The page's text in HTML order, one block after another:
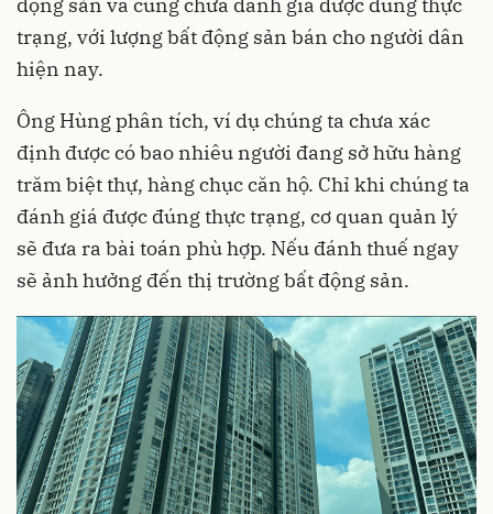
động sản và cũng chưa đánh giá được đúng thực
trạng, với lượng bất động sản bán cho người dân
hiện nay.
Ông Hùng phân tích, ví dụ chúng ta chưa xác
định được có bao nhiêu người đang sở hữu hàng
trăm biệt thự, hàng chục căn hộ. Chỉ khi chúng ta
đánh giá được đúng thực trạng, cơ quan quản lý
sẽ đưa ra bài toán phù hợp. Nếu đánh thuế ngay
sẽ ảnh hưởng đến thị trường bất động sản.